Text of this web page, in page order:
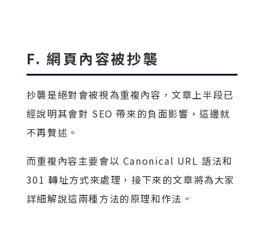
F. 網頁內容被抄襲
抄襲是絕對會被視為重複內容，文章上半段已
經說明其會對 SEO 帶來的負面影響，這邊就
不再贅述。
而重複內容主要會以 Canonical URL 語法和
301 轉址方式來處理，接下來的文章將為大家
詳細解說這兩種方法的原理和作法。